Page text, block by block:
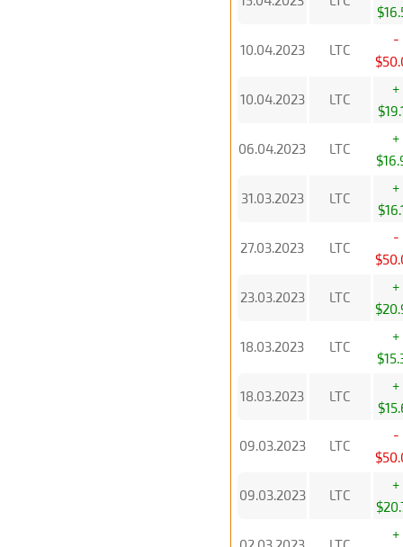
10.04.2023 LTC
-
10.04.2023 LTC
+
06.04.2023 LTC
+
31.03.2023 LTC
+
27.03.2023 LTC
-
23.03.2023 LTC
+
18.03.2023 LTC
+
18.03.2023 LTC
+
09.03.2023 LTC
-
09.03.2023 LTC
+
+